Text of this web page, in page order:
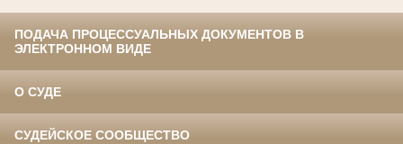
ПОДАЧА ПРОЦЕССУАЛЬНЫХ ДОКУМЕНТОВ В
ЭЛЕКТРОННОМ ВИДЕ
О СУДЕ
СУДЕЙСКОЕ СООБЩЕСТВО